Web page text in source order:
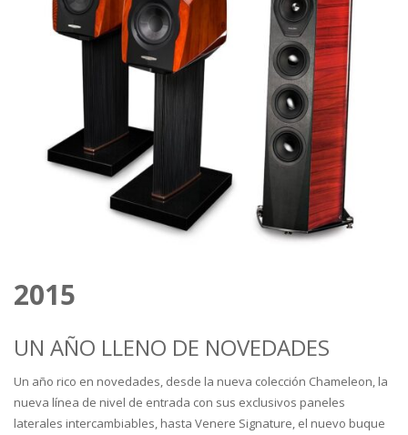
2015
UN AÑO LLENO DE NOVEDADES
Un año rico en novedades, desde la nueva colección Chameleon, la
nueva línea de nivel de entrada con sus exclusivos paneles
laterales intercambiables, hasta Venere Signature, el nuevo buque